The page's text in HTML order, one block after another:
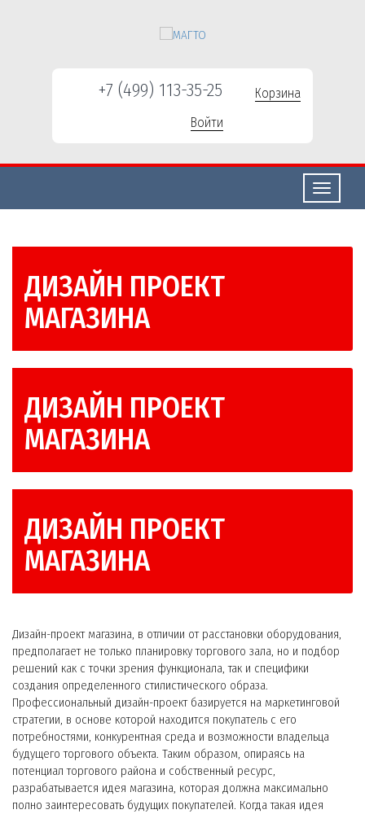
+7 (499) 113-35-25
Корзина
Войти
Свернуть/
ДИЗАЙН ПРОЕКТ
МАГАЗИНА
ДИЗАЙН ПРОЕКТ
МАГАЗИНА
ДИЗАЙН ПРОЕКТ
МАГАЗИНА
Дизайн-проект магазина, в отличии от расстановки оборудования,
предполагает не только планировку торгового зала, но и подбор
решений как с точки зрения функционала, так и специфики
создания определенного стилистического образа.
Профессиональный дизайн-проект базируется на маркетинговой
стратегии, в основе которой находится покупатель с его
потребностями, конкурентная среда и возможности владельца
будущего торгового объекта. Таким образом, опираясь на
потенциал торгового района и собственный ресурс,
разрабатывается идея магазина, которая должна максимально
полно заинтересовать будущих покупателей. Когда такая идея